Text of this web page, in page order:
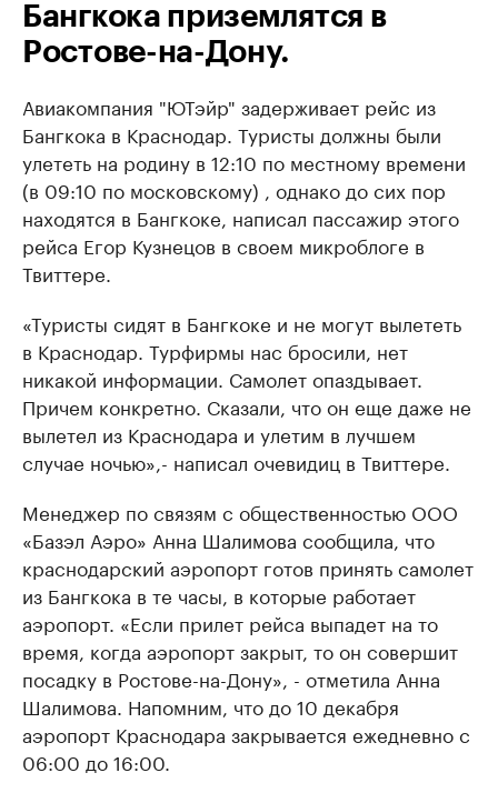
Бангкока приземлятся в
Ростове-на-Дону.
Авиакомпания "ЮТэйр" задерживает рейс из
Бангкока в Краснодар. Туристы должны были
улететь на родину в 12:10 по местному времени
(в 09:10 по московскому) , однако до сих пор
находятся в Бангкоке, написал пассажир этого
рейса Егор Кузнецов в своем микроблоге в
Твиттере.
«Туристы сидят в Бангкоке и не могут вылететь
в Краснодар. Турфирмы нас бросили, нет
никакой информации. Самолет опаздывает.
Причем конкретно. Сказали, что он еще даже не
вылетел из Краснодара и улетим в лучшем
случае ночью»,- написал очевидиц в Твиттере.
Менеджер по связям с общественностью ООО
«Базэл Аэро» Анна Шалимова сообщила, что
краснодарский аэропорт готов принять самолет
из Бангкока в те часы, в которые работает
аэропорт. «Если прилет рейса выпадет на то
время, когда аэропорт закрыт, то он совершит
посадку в Ростове-на-Дону», - отметила Анна
Шалимова. Напомним, что до 10 декабря
аэропорт Краснодара закрывается ежедневно с
06:00 до 16:00.